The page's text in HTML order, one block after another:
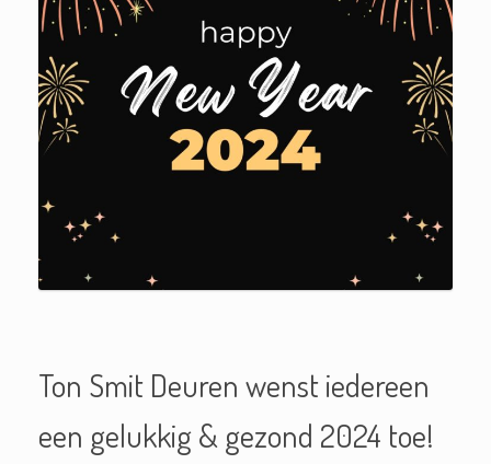
Ton Smit Deuren wenst iedereen
een gelukkig & gezond 2024 toe!